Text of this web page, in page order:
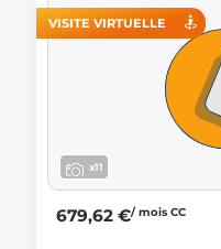
VISITE VIRTUELLE
x11
679,62 €/ mois CC